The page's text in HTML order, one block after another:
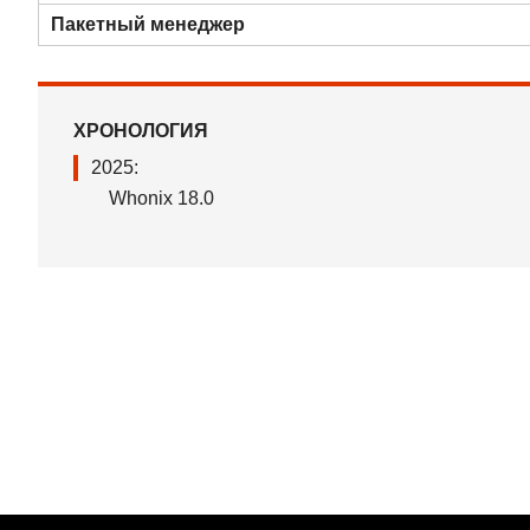
Пакетный менеджер
ХРОНОЛОГИЯ
2025:
Whonix 18.0